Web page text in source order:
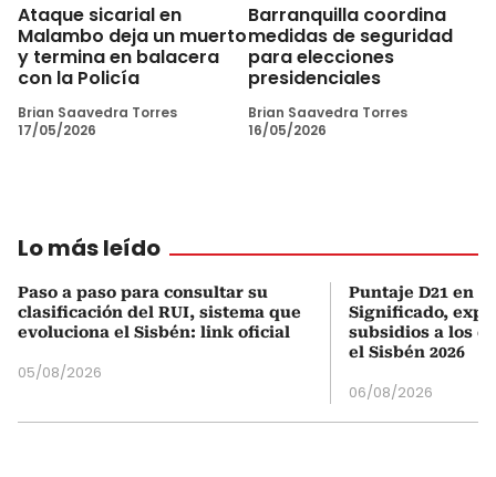
Ataque sicarial en
Malambo deja un muerto
y termina en balacera
con la Policía
Brian Saavedra Torres
17/05/2026
Barranquilla coordina
medidas de seguridad
para elecciones
presidenciales
Brian Saavedra Torres
16/05/2026
Lo más leído
Paso a paso para consultar su
clasificación del RUI, sistema que
evoluciona el Sisbén: link oficial
05/08/2026
Puntaje D21 en
Significado,
subsidios a los
el Sisbén 2026
06/08/2026